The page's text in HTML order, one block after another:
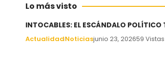
Lo más visto
INTOCABLES: EL ESCÁNDALO POLÍTICO
ActualidadNoticiasjunio 23, 202659 Vistas